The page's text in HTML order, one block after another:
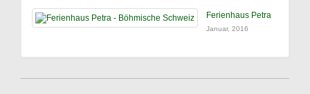
Ferienhaus Petra
Januar, 2016